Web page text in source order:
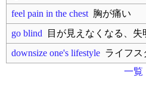
feel pain in the chest 胸が痛い
go blind 目が見えなくなる、失
downsize one's lifestyle ライフス
一覧